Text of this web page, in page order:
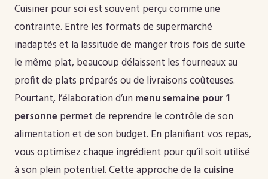
Cuisiner pour soi est souvent perçu comme une
contrainte. Entre les formats de supermarché
inadaptés et la lassitude de manger trois fois de suite
le même plat, beaucoup délaissent les fourneaux au
profit de plats préparés ou de livraisons coûteuses.
Pourtant, l’élaboration d’un menu semaine pour 1
personnepermet de reprendre le contrôle de son
alimentation et de son budget. En planifiant vos repas,
vous optimisez chaque ingrédient pour qu’il soit utilisé
à son plein potentiel. Cette approche de la cuisine